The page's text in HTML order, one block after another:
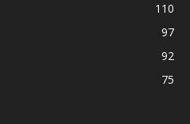
110
97
92
75